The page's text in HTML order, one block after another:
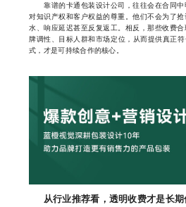
靠谱的卡通包装设计公司，往往会在合同中
对知识产权和客户权益的尊重。他们不会为了
水、响应延迟甚至反复返工。相反，那些收费
牌调性、目标人群和市场定位，从而提供真正
式，才是可持续合作的核心。
从行业推荐看，透明收费才是长